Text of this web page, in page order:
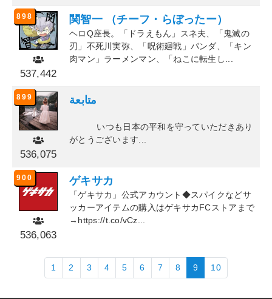
898
537,442
関智一 （チーフ・らぼったー）
ヘロQ座長。「ドラえもん」スネ夫、「鬼滅の
刃」不死川実弥、「呪術廻戦」パンダ、「キン
肉マン」ラーメンマン、「ねこに転生し...
899
536,075
متابعة
⠀⠀⠀⠀ いつも日本の平和を守っていただきあり
がとうございます...
900
536,063
ゲキサカ
「ゲキサカ」公式アカウント◆スパイクなどサ
ッカーアイテムの購入はゲキサカFCストアまで
→https://t.co/vCz...
1 2 3 4 5 6 7 8 9 10